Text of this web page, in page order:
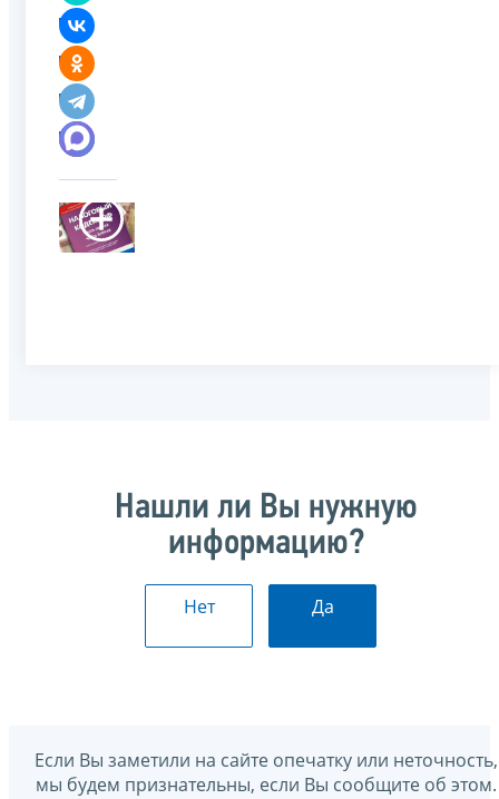
Нашли ли Вы нужную
информацию?
Нет Да
Если Вы заметили на сайте опечатку или неточность,
мы будем признательны, если Вы сообщите об этом.